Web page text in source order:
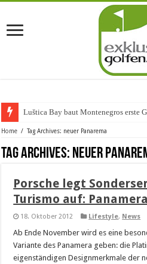
Luštica Bay baut Montenegros erste
Home / Tag Archives: neuer Panarema
Tag Archives: neuer
Porsche legt
Turismo auf:
18. Oktober 2012 Lifestyle, News
Ab Ende November wird es eine
Variante des Panamera geben: die
eigenständigen Designmerkmale der